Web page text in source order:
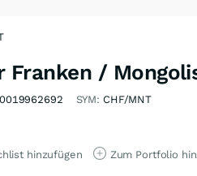
Franken /
SYM: CHF/MNT
hinzufügen Zum Portfolio